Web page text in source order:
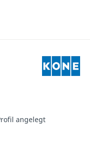
angelegt